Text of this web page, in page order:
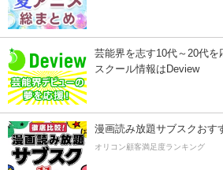
芸能界を志す10代～20代を
スクール情報はDeview
漫画読み放題サブスクおす
オリコン顧客満足度ランキング